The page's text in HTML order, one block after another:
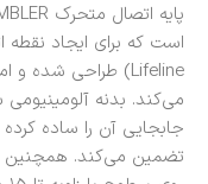
می‌کند. بدنه
جابجایی آن را ساده
تضمین می‌کند.